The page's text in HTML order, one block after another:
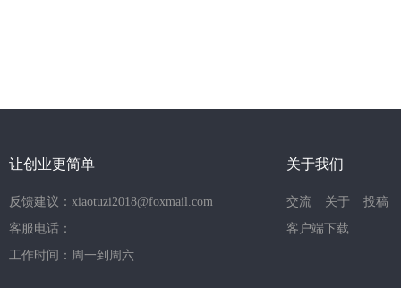
让创业更简单
反馈建议：xiaotuzi2018@foxmail.com
客服电话：
工作时间：周一到周六
关于我们
交流 关于
投稿
客户端下载